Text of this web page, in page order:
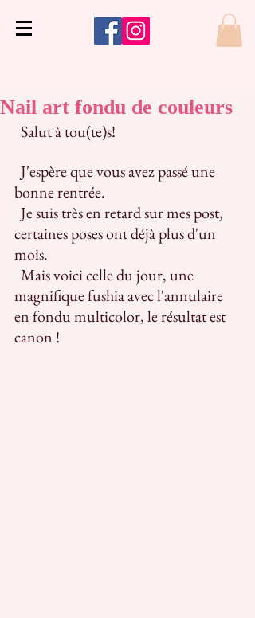
Nail art fondu de couleurs
  Salut à tou(te)s!
bonne rentrée.
certaines poses ont déjà plus d'un
mois.
magnifique fushia avec l'annulaire
en fondu multicolor, le résultat est
canon !